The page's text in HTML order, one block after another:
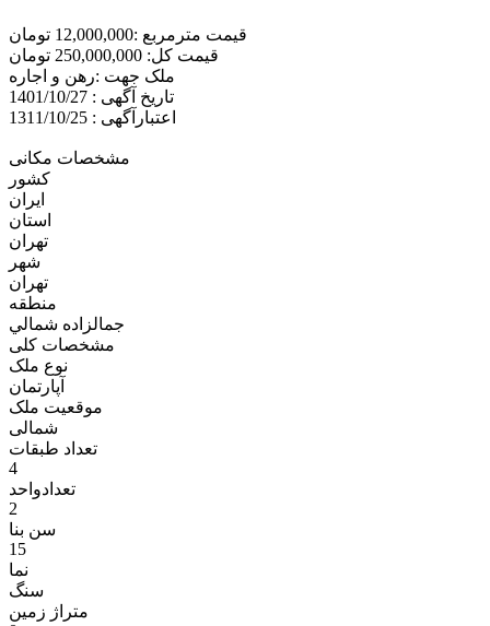
قیمت مترمربع :12,000,000 تومان
قیمت کل: 250,000,000 تومان
ملک جهت :رهن و اجاره
تاریخ آگهی : 1401/10/27
اعتبارآگهی : 1311/10/25
مشخصات مکانی
کشور
ایران
استان
تهران
شهر
تهران
منطقه
جمالزاده شمالي
مشخصات کلی
نوع ملک
آپارتمان
موقعیت ملک
شمالی
تعداد طبقات
4
تعدادواحد
2
سن بنا
15
نما
سنگ
متراژ زمين